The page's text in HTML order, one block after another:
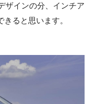
ザインの分、インチア
ると思います。